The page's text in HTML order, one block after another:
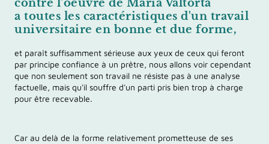
contre l'oeuvre de Maria Valtorta
a toutes les caractéristiques d'un travail
universitaire en bonne et due forme,
et paraît suffisamment sérieuse aux yeux de ceux qui feront
par principe confiance à un prêtre, nous allons voir cependant
que non seulement son travail ne résiste pas à une analyse
factuelle, mais qu'il souffre d'un parti pris bien trop à charge
pour être recevable.
Car au delà de la forme relativement prometteuse de ses